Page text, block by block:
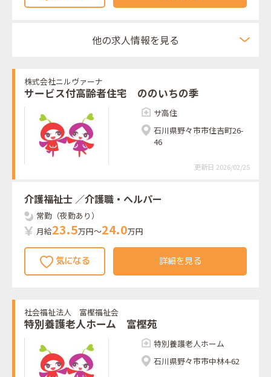
他の求人情報を見る
株式会社ニルヴァーナ
サービス付高齢者住宅 ののいちの季
サ高住
石川県野々市市住吉町26-
46
更新日 2026/02/25
介護福祉士 ／介護職・ヘルパー
常勤（夜勤あり）
月給23.5万円～24.0万円
詳細を見る
社会福祉法人 富樫福祉会
特別養護老人ホーム 富樫苑
特別養護老人ホーム
石川県野々市市中林4-62